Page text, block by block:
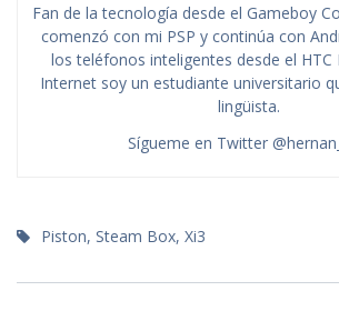
Fan de la tecnología desde el Gameboy
comenzó con mi PSP y continúa con
los teléfonos inteligentes desde el HTC
Internet soy un estudiante universitario
lingüista.
Sígueme en Twitter
Piston, Steam Box, Xi3